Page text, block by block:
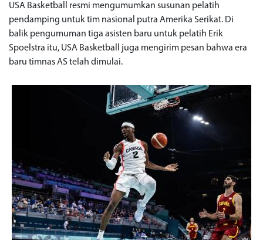
USA Basketball resmi mengumumkan susunan pelatih
pendamping untuk tim nasional putra Amerika Serikat. Di
balik pengumuman tiga asisten baru untuk pelatih Erik
Spoelstra itu, USA Basketball juga mengirim pesan bahwa era
baru timnas AS telah dimulai.